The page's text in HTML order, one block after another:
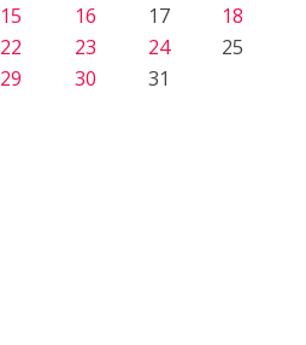
15 16 17
18
22 23 24
25
29 30 31